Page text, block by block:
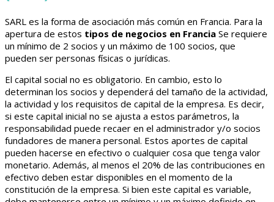
SARL es la forma de asociación más común en Francia. Para la
apertura de estos tipos de negocios en Francia Se requiere
un mínimo de 2 socios y un máximo de 100 socios, que
pueden ser personas físicas o jurídicas.
El capital social no es obligatorio. En cambio, esto lo
determinan los socios y dependerá del tamaño de la actividad,
la actividad y los requisitos de capital de la empresa. Es decir,
si este capital inicial no se ajusta a estos parámetros, la
responsabilidad puede recaer en el administrador y/o socios
fundadores de manera personal. Estos aportes de capital
pueden hacerse en efectivo o cualquier cosa que tenga valor
monetario. Además, al menos el 20% de las contribuciones en
efectivo deben estar disponibles en el momento de la
constitución de la empresa. Si bien este capital es variable,